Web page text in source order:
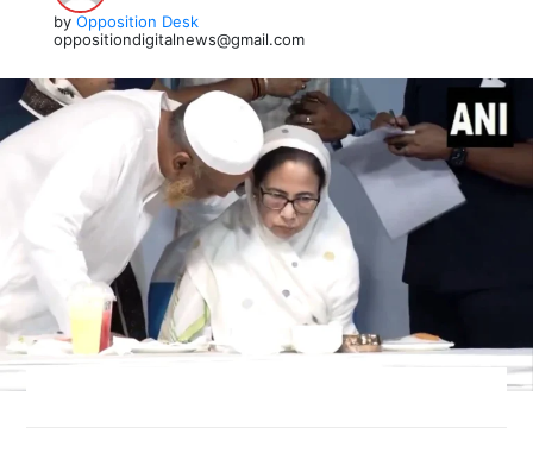
by Opposition Desk
oppositiondigitalnews@gmail.com